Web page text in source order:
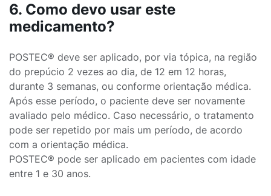
6. Como devo usar este
medicamento?
POSTEC® deve ser aplicado, por via tópica, na região
do prepúcio 2 vezes ao dia, de 12 em 12 horas,
durante 3 semanas, ou conforme orientação médica.
Após esse período, o paciente deve ser novamente
avaliado pelo médico. Caso necessário, o tratamento
pode ser repetido por mais um período, de acordo
com a orientação médica.
POSTEC® pode ser aplicado em pacientes com idade
entre 1 e 30 anos.